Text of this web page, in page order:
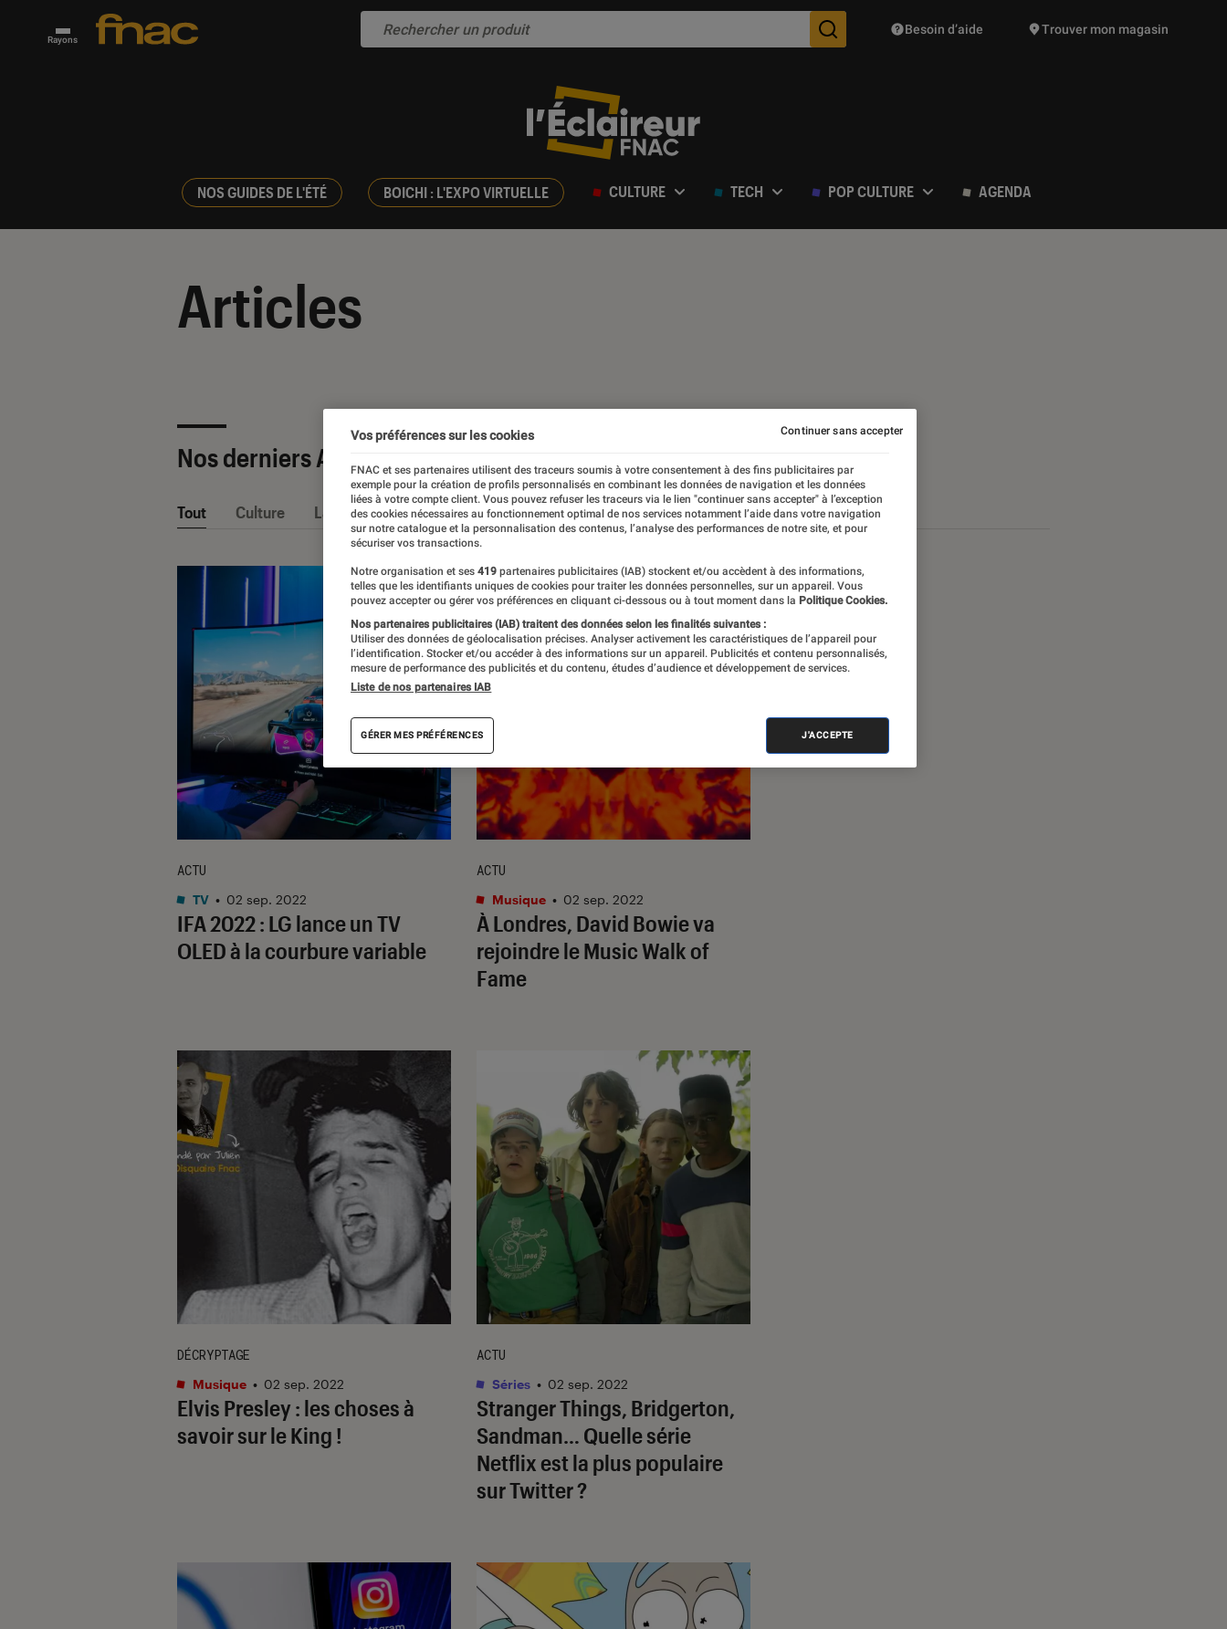
Rayons Des suggestions de produits vont vous être proposées
Besoin d’aide Trouver mon magasin
NOS GUIDES DE L'ÉTÉ BOICHI : L'EXPO VIRTUELLE CULTURE TECH POP CULTURE AGENDA
Articles
Nos derniers Articles
Tout Culture La Claque Fnac Nos conseils Pop Culture Tech
IFA 2022 : LG lance un TV
OLED à la courbure variable
ACTU
TV • 02 sep. 2022
À Londres, David Bowie va
rejoindre le Music Walk of
Fame
ACTU
Musique • 02 sep. 2022
Elvis Presley : les choses à
savoir sur le King !
DÉCRYPTAGE
Musique • 02 sep. 2022
Stranger Things, Bridgerton,
Sandman… Quelle série
Netflix est la plus populaire
sur Twitter ?
ACTU
Séries • 02 sep. 2022
Vos préférences sur les cookies
FNAC et ses partenaires utilisent des traceurs soumis à votre consentement à des fins publicitaires par
exemple pour la création de profils personnalisés en combinant les données de navigation et les données
liées à votre compte client. Vous pouvez refuser les traceurs via le lien "continuer sans accepter" à l’exception
des cookies nécessaires au fonctionnement optimal de nos services notamment l’aide dans votre navigation
sur notre catalogue et la personnalisation des contenus, l’analyse des performances de notre site, et pour
sécuriser vos transactions.
Notre organisation et ses 419 partenaires publicitaires (IAB) stockent et/ou accèdent à des informations,
telles que les identifiants uniques de cookies pour traiter les données personnelles, sur un appareil. Vous
pouvez accepter ou gérer vos préférences en cliquant ci-dessous ou à tout moment dans la Politique Cookies.
Nos partenaires publicitaires (IAB) traitent des données selon les finalités suivantes :
Utiliser des données de géolocalisation précises. Analyser activement les caractéristiques de l’appareil pour
l’identification. Stocker et/ou accéder à des informations sur un appareil. Publicités et contenu personnalisés,
mesure de performance des publicités et du contenu, études d’audience et développement de services.
Liste de nos partenaires IAB
GÉRER MES PRÉFÉRENCES J'ACCEPTE
Continuer sans accepter